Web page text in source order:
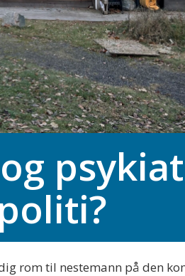
rom til nestemann på den